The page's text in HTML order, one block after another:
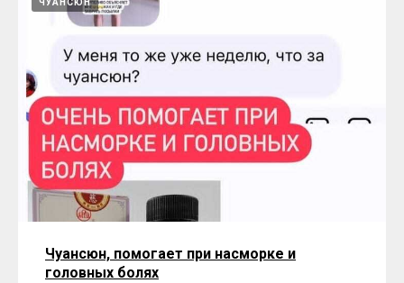
15.08.2024
Байлэмянь, сон, настроение перепады
настроения
15.08.2024
ЧУАНСЮН
Чуансюн, помогает при насморке и
головных болях